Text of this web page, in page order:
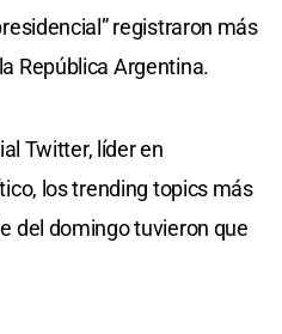
registraron más
República Argentina.
Twitter, líder en
los trending topics más
del domingo tuvieron que